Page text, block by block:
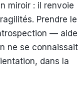
miroir : il renvoie
Prendre le
— aide
ne se connaissait
dans la